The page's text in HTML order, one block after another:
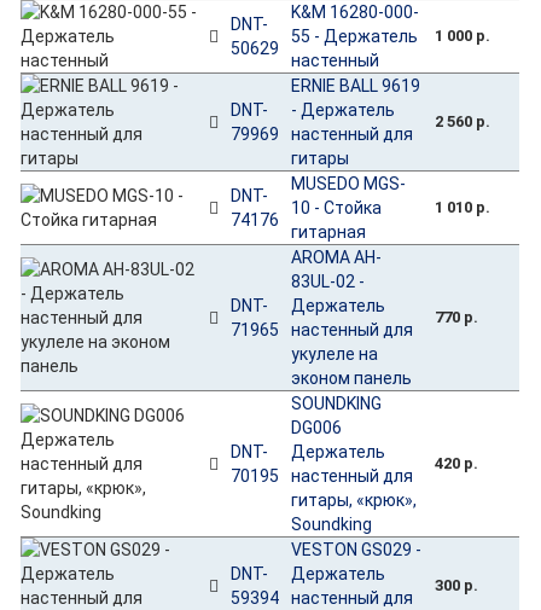
DNT-
50629
K&M 16280-000-
55 - Держатель
настенный
1 000 р.
DNT-
79969
ERNIE BALL 9619
- Держатель
настенный для
гитары
2 560 р.
DNT-
74176
MUSEDO MGS-
10 - Стойка
гитарная
1 010 р.
DNT-
71965
AROMA AH-
83UL-02 -
Держатель
настенный для
укулеле на
эконом панель
770 р.
DNT-
70195
SOUNDKING
DG006
Держатель
настенный для
гитары, «крюк»,
Soundking
420 р.
DNT-
59394
VESTON GS029 -
Держатель
настенный для
300 р.